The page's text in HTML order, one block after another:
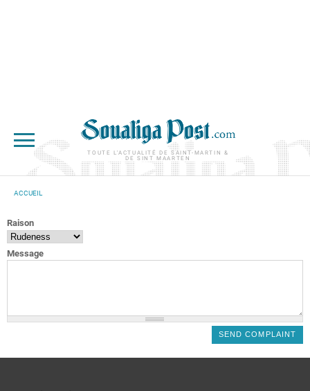
TOUTE L'ACTUALITÉ DE SAINT-MARTIN &
DE SINT MAARTEN
ACCUEIL
Raison
Message